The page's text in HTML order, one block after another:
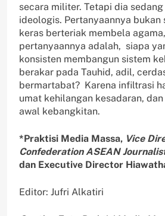
secara militer. Tetapi dia
ideologis. Pertanyaannya
keras berteriak membela
pertanyaannya adalah, siapa
konsisten membangun sistem
berakar pada Tauhid, adil,
bermartabat? Karena infiltrasi
umat kehilangan kesadaran,
awal kebangkitan.
*Praktisi Media Massa, Vice
Confederation ASEAN
dan Executive Director
Editor: Jufri Alkatiri